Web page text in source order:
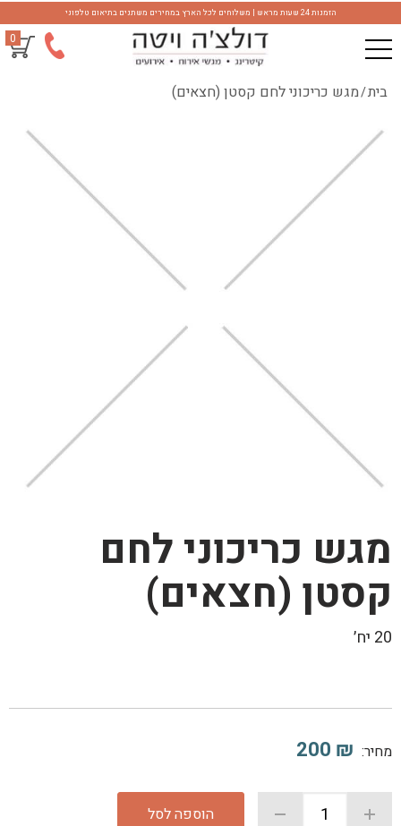
הזמנות 24 שעות מראש | משלוחים לכל הארץ במחירים משתנים בתיאום טלפוני
0
בית/מגש כריכוני לחם קסטן (חצאים)
מגש כריכוני לחם
קסטן (חצאים)
20 יח׳
מחיר: ₪
200
הוספה לסל